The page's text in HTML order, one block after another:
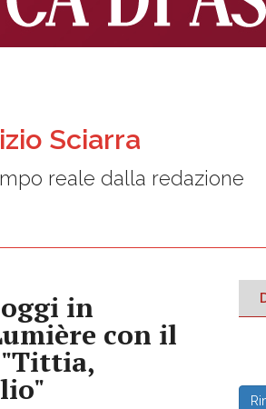
Sciarra
reale dalla redazione
in
con il